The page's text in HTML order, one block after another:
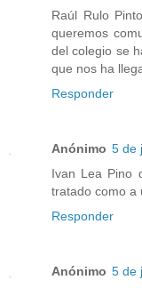
Raúl Rulo
queremos
del colegio se
que nos ha
Responder
Anónimo 5 de
Ivan Lea Pino
tratado como a
Responder
Anónimo 5 de